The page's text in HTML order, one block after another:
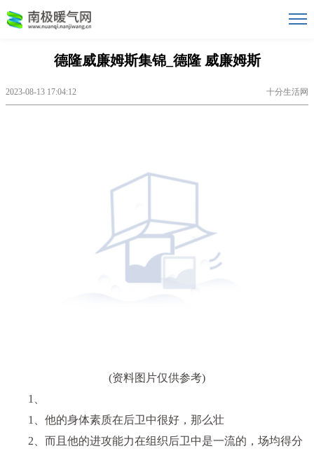
德隆威廉姆斯集锦_德隆 威廉姆斯
2023-08-13 17:04:12 十分生活网
(资料图片仅供参考)
1、
1、他的身体素质在后卫中很好，那么壮
2、而且他的进攻能力在组织后卫中是一流的，场均得分